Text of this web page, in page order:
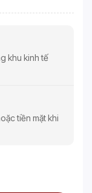
khu kinh tế
tiền mặt khi